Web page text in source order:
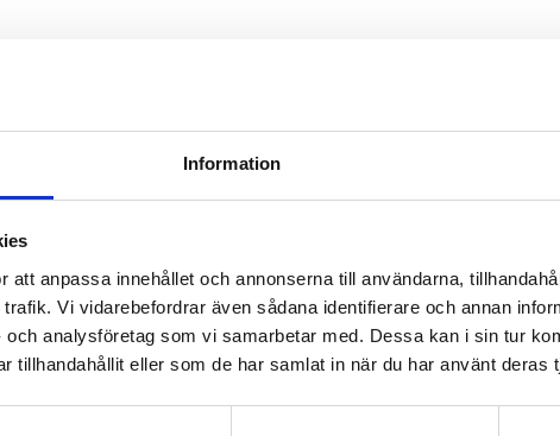
Information
att anpassa innehållet och annonserna till användarna,
Vi vidarebefordrar även sådana identifierare och annan
analysföretag som vi samarbetar med. Dessa kan i sin tur
tillhandahållit eller som de har samlat in när du har använt deras